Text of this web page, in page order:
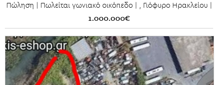
Πώληση | Πωλείται γωνιακό οικόπεδο | , Γιόφυρο Ηρακλείου |
1.000.000€